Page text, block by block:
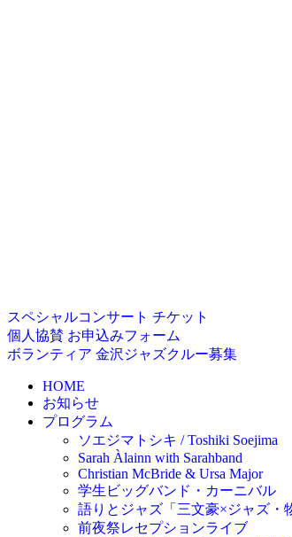
スペシャルコンサート チケット
個人協賛 お申込みフォーム
ボランティア 金沢ジャズクルー募集
HOME
お知らせ
プログラム
ソエジマトシキ / Toshiki Soejima
Sarah Àlainn with Sarahband
Christian McBride & Ursa Major
学生ビッグバンド・カーニバル
語りとジャズ「三文豪×ジャズ・
前夜祭レセプションライブ